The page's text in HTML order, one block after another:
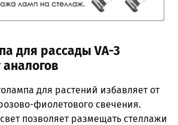
для рассады VA-3
аналогов
для растений избавляет от
фиолетового свечения.
позволяет размещать стеллажи